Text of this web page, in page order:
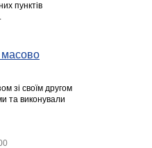
пунктів
масово
зі своїм другом
та виконували